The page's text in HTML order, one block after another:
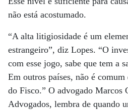
não está acostumado.
“A alta litigiosidade é um
estrangeiro”, diz Lopes. “O
com esse jogo, sabe que tem a
Em outros países, não é comum
do Fisco.” O advogado
Advogados, lembra de quando